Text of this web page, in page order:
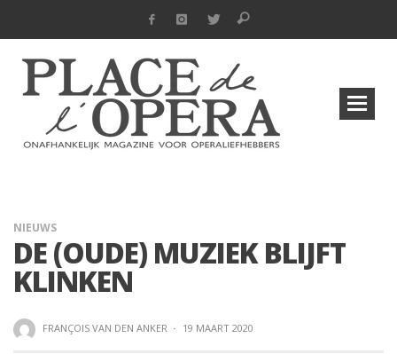
NIEUWS
DE (OUDE) MUZIEK BLIJFT
KLINKEN
FRANÇOIS VAN DEN ANKER · 19 MAART 2020